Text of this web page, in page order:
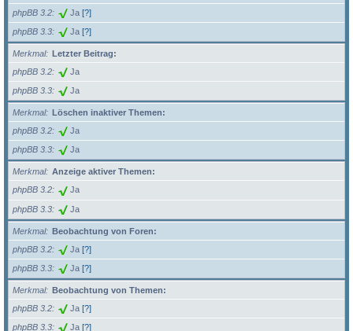
phpBB 3.2
Ja [?]
phpBB 3.3 Ja [?]
Merkmal
Letzter Beitrag:
phpBB 3.2
Ja
phpBB 3.3 Ja
Merkmal
Löschen inaktiver Themen:
phpBB 3.2
Ja
phpBB 3.3 Ja
Merkmal
Anzeige aktiver Themen:
phpBB 3.2
Ja
phpBB 3.3 Ja
Merkmal
Beobachtung von Foren:
phpBB 3.2
Ja [?]
phpBB 3.3 Ja [?]
Merkmal
Beobachtung von Themen:
phpBB 3.2
Ja [?]
phpBB 3.3 Ja [?]